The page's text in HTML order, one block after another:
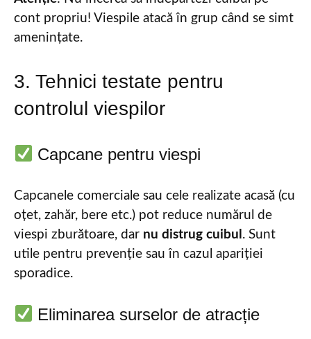
cont propriu! Viespile atacă în grup când se simt
amenințate.
3. Tehnici testate pentru
controlul viespilor
Capcane pentru viespi
Capcanele comerciale sau cele realizate acasă (cu
oțet, zahăr, bere etc.) pot reduce numărul de
viespi zburătoare, dar nu distrug cuibul . Sunt
utile pentru prevenție sau în cazul apariției
sporadice.
Eliminarea surselor de atracție